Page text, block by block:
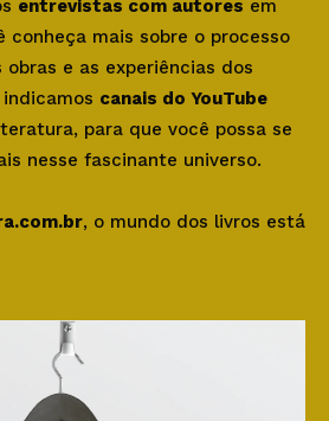
entrevistas com autores em
conheça mais sobre o processo
e as experiências dos
canais do YouTube
para que você possa se
nesse fascinante universo.
, o mundo dos livros está